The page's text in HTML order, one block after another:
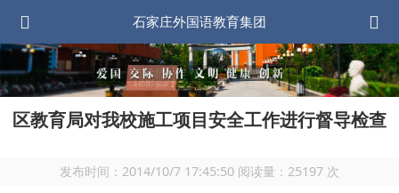
石家庄外国语教育集团
区教育局对我校施工项目安全工作进行督导检查
发布时间： 2014/10/7 17:45:50 阅读量： 25197 次